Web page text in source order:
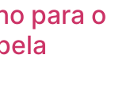
para o